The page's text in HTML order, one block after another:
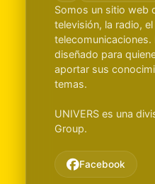
Somos un sitio web
televisión, la radio,
diseñado para
aportar sus
temas.
UNIVERS es una
Group.
Facebook